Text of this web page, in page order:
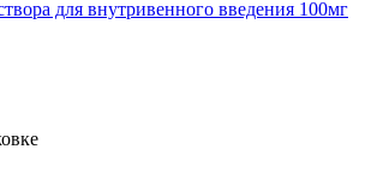
для внутривенного введения 100мг